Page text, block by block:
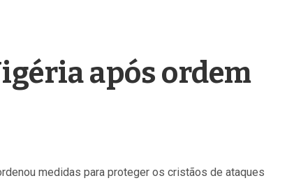
após ordem
medidas para proteger os cristãos de ataques